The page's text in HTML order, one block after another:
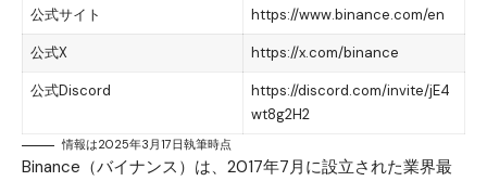
公式サイト https://www.binance.com/en
公式X https://x.com/binance
公式Discord
https://discord.com/invite/jE4
wt8g2H2
情報は2025年3月17日執筆時点
Binance（バイナンス）は、2017年7月に設立された業界最